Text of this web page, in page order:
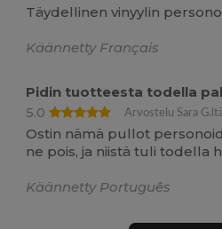
Täydellinen vinyylin
Käännetty Français
Pidin tuotteesta todella
5.0
Arvostelu Sara
Ostin nämä pullot
ne pois, ja niistä tuli todella
Käännetty Português